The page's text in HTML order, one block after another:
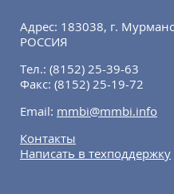
Адрес: 183038, г.
РОССИЯ
Тел.: (8152) 25-39-63
Факс: (8152) 25-19-72
Email: mmbi@mmbi.info
Контакты
Написать в техподдержку